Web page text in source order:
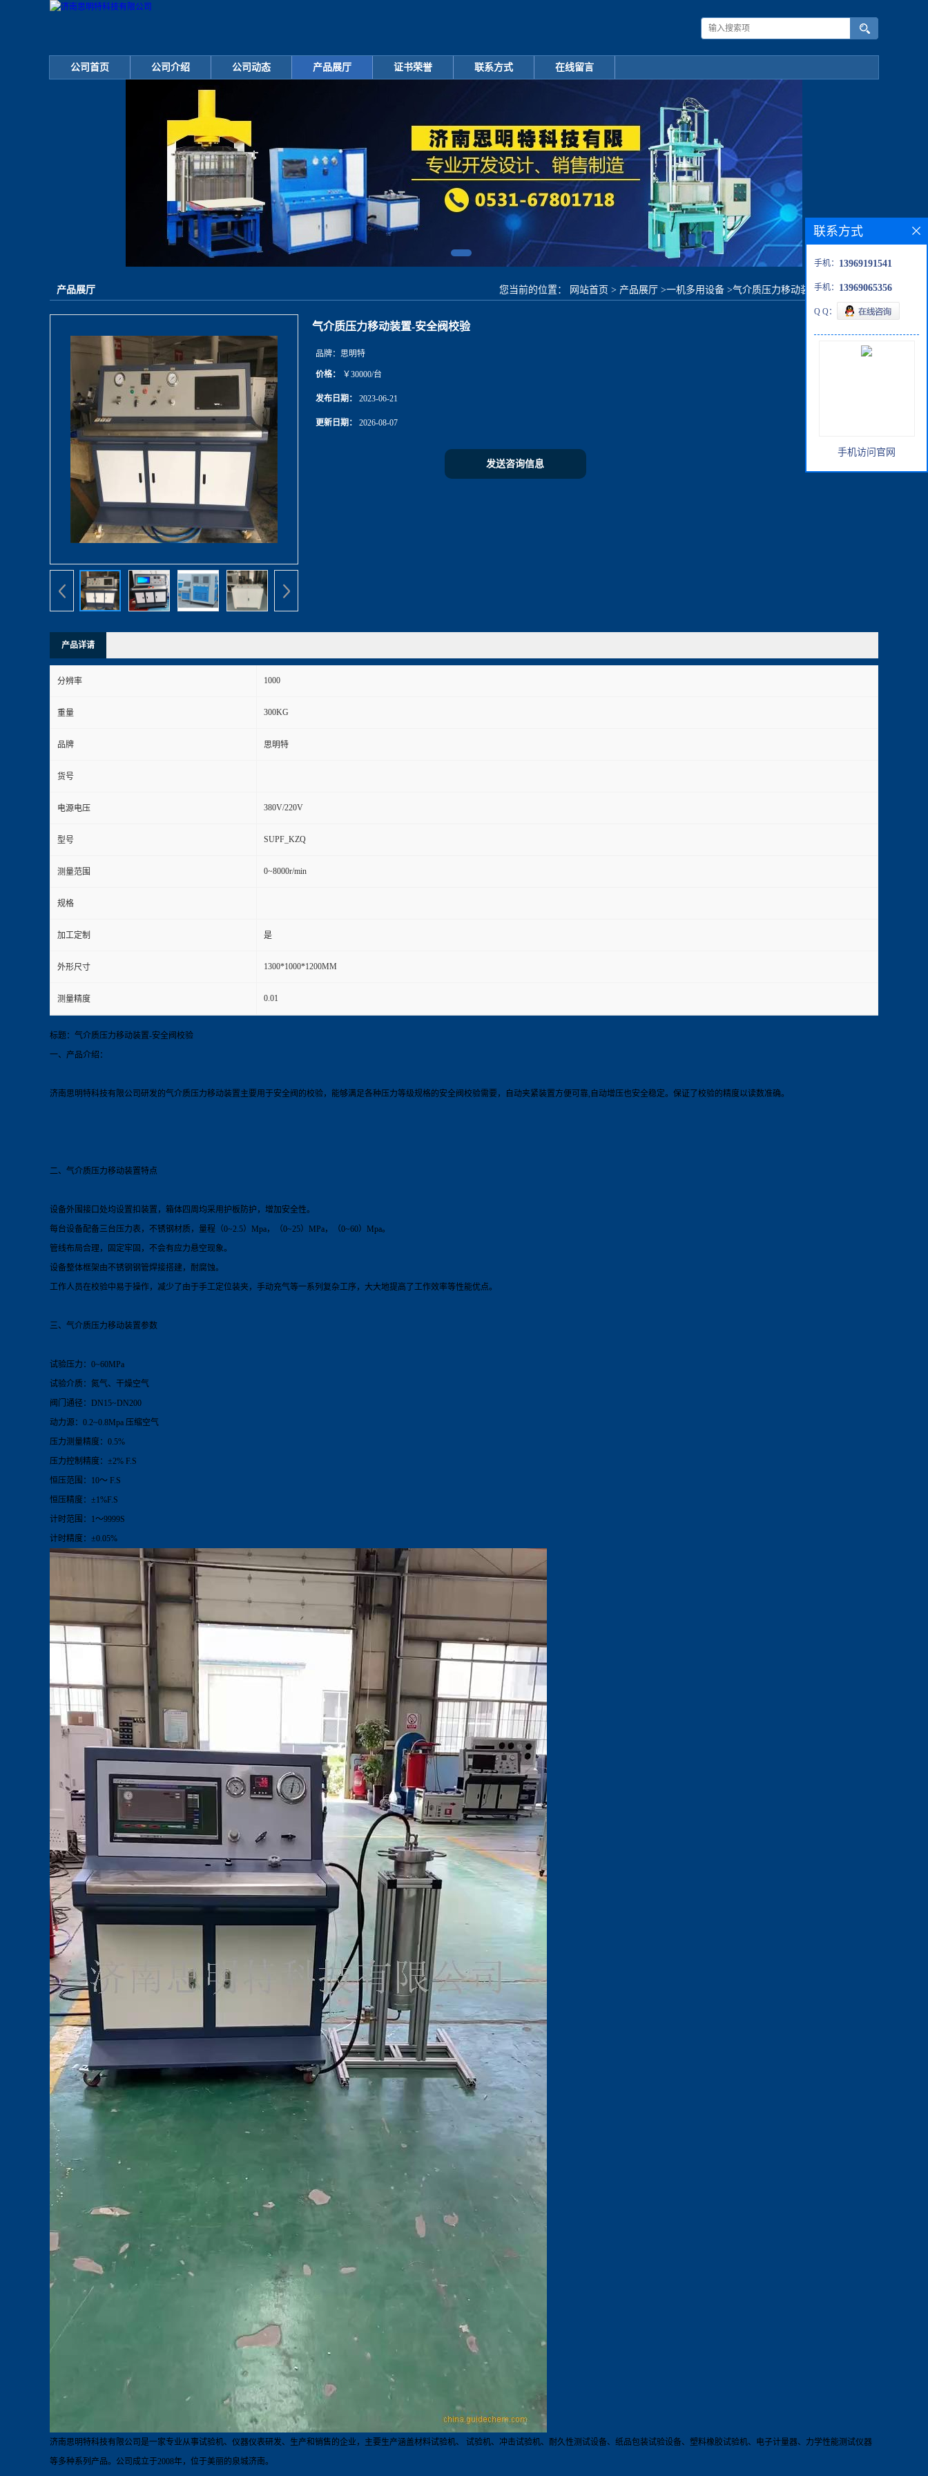
公司首页 公司介绍 公司动态 产品展厅 证书荣誉 联系方式 在线留言
产品展厅 您当前的位置： 网站首页 > 产品展厅 >一机多用设备 >气介质压力移动装置-安全阀校验
气介质压力移动装置-安全阀校验
品牌： 思明特
价格： ￥30000/台
发布日期： 2023-06-21
更新日期： 2026-08-07
发送咨询信息
产品详请
分辨率 1000
重量 300KG
品牌 思明特
货号
电源电压 380V/220V
型号 SUPF_KZQ
测量范围 0~8000r/min
规格
加工定制 是
外形尺寸 1300*1000*1200MM
测量精度 0.01
标题：气介质压力移动装置-安全阀校验
一、产品介绍：
济南思明特科技有限公司研发的气介质压力移动装置主要用于安全阀的校验，能够满足各种压力等级规格的安全阀校验需要，自动夹紧装置方便可靠,自动增压也安全稳定。保证了校验的精度以读数准确。
二、气介质压力移动装置特点
设备外围接口处均设置扣装置，箱体四周均采用护板防护，增加安全性。
每台设备配备三台压力表，不锈钢材质，量程（0~2.5）Mpa，（0~25）MPa，（0~60）Mpa。
管线布局合理，固定牢固，不会有应力悬空现象。
设备整体框架由不锈钢钢管焊接搭建，耐腐蚀。
工作人员在校验中易于操作，减少了由于手工定位装夹，手动充气等一系列复杂工序，大大地提高了工作效率等性能优点。
三、气介质压力移动装置参数
试验压力：0~60MPa
试验介质：氮气、干燥空气
阀门通径：DN15~DN200
动力源：0.2~0.8Mpa 压缩空气
压力测量精度：0.5%
压力控制精度：±2% F.S
恒压范围：10～ F.S
恒压精度：±1%F.S
计时范围：1～9999S
计时精度：±0.05%
济南思明特科技有限公司是一家专业从事试验机、仪器仪表研发、生产和销售的企业，主要生产涵盖材料试验机、 试验机、冲击试验机、耐久性测试设备、纸品包装试验设备、塑料橡胶试验机、电子计量器、力学性能测试仪器
等多种系列产品。公司成立于2008年，位于美丽的泉城济南。
联系方式
手机： 13969191541
手机： 13969065356
Q Q：
手机访问官网